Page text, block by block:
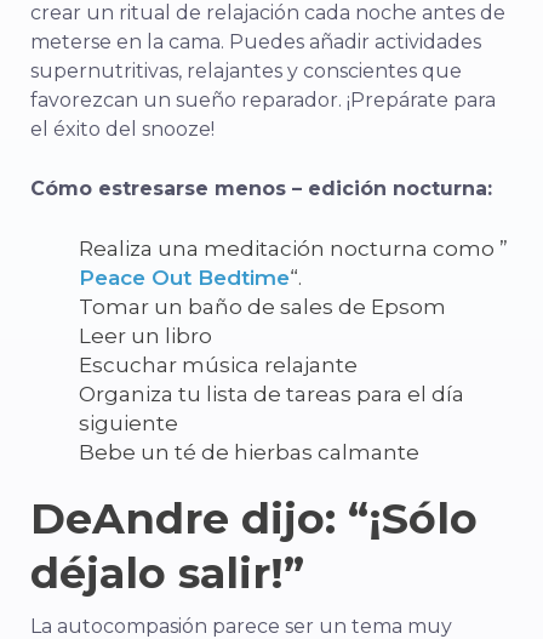
crear un ritual de relajación cada noche antes de
meterse en la cama. Puedes añadir actividades
supernutritivas, relajantes y conscientes que
favorezcan un sueño reparador. ¡Prepárate para
el éxito del snooze!
Cómo estresarse menos – edición nocturna:
Realiza una meditación nocturna como ”
Peace Out Bedtime“.
Tomar un baño de sales de Epsom
Leer un libro
Escuchar música relajante
Organiza tu lista de tareas para el día
siguiente
Bebe un té de hierbas calmante
DeAndre dijo: “¡Sólo
déjalo salir!”
La autocompasión parece ser un tema muy